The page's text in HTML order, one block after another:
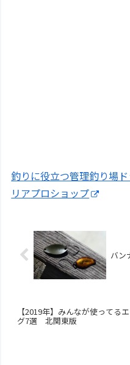
釣りに役立つ管理釣り場
リアプロショップ
バン
【2019年】みんなが使ってる
グ7選 北関東版